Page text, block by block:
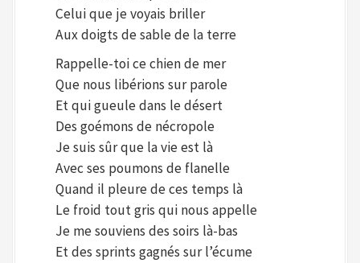
Celui que je voyais briller
Aux doigts de sable de la terre
Rappelle-toi ce chien de mer
Que nous libérions sur parole
Et qui gueule dans le désert
Des goémons de nécropole
Je suis sûr que la vie est là
Avec ses poumons de flanelle
Quand il pleure de ces temps là
Le froid tout gris qui nous appelle
Je me souviens des soirs là-bas
Et des sprints gagnés sur l’écume